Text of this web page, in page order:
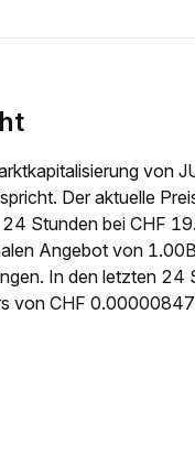
von
Der aktuelle
Stunden bei CHF
Angebot von
In den letzten 24
von CHF